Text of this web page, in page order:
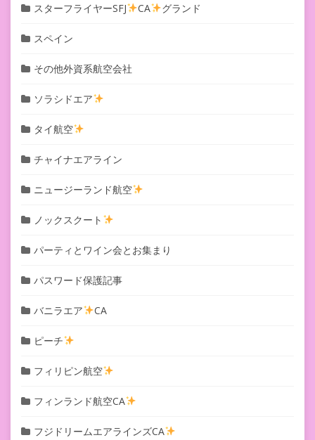
スターフライヤーSFJ CA グランド
スペイン
その他外資系航空会社
ソラシドエア
タイ航空
チャイナエアライン
ニュージーランド航空
ノックスクート
パーティとワイン会とお集まり
パスワード保護記事
バニラエア CA
ピーチ
フィリピン航空
フィンランド航空CA
フジドリームエアラインズCA